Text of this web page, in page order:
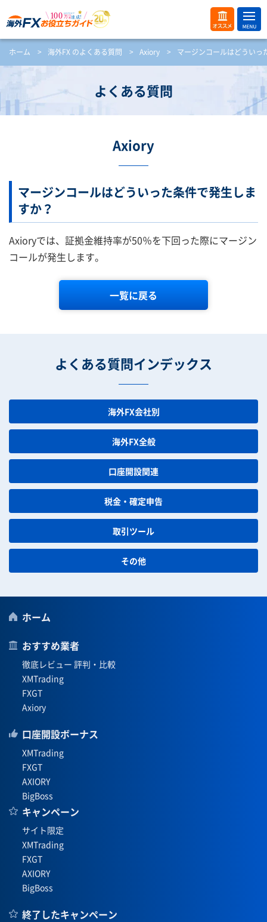
オス
スメ
ME
NU
開
ホーム > 海外FX のよくある質問 > Axiory > マージンコールはどういっ
よくある質問
Axiory
マージンコールはどういった条件で発生しま
すか？
Axioryでは、証拠金維持率が50％を下回った際にマージン
コールが発生します。
一覧に戻る
よくある質問インデックス
海外FX会社別
海外FX全般
口座開設関連
税金・確定申告
取引ツール
その他
ホーム
おすすめ業者
徹底レビュー 評判・比較
XMTrading
FXGT
Axiory
口座開設ボーナス
XMTrading
FXGT
AXIORY
BigBoss
キャンペーン
サイト限定
XMTrading
FXGT
AXIORY
BigBoss
終了したキャンペーン